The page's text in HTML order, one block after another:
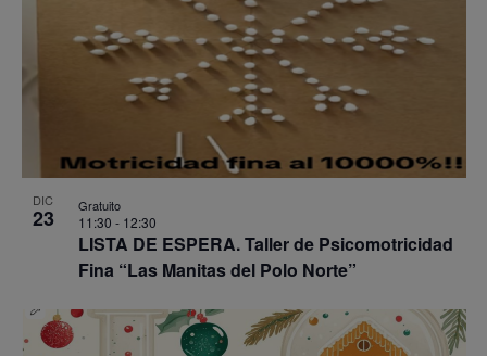
DIC
23
LISTA DE ESPERA. Taller de Psicomotricidad
Fina “Las Manitas del Polo Norte”
11:30 - 12:30
Gratuito